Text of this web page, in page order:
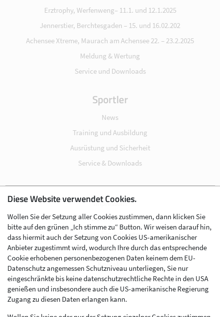
Erztrophy, Werfenweng– 11.1. und 12.1.2025
Jennerstier, Berchtesgaden – 15. und 16.02.202
Achensee Xtreme, Maurach am Achensee 22. – 23.2.2025
Meldung & Wertung
Service und Downloads
Sportler
News
Training und Ausbildung
Ausrüstung und Sicherheit
Service & Downloads
Impressum
Datenschutz
Cookie-Einstellungen
AGB
Kontakt
Werben im Skibergsteigen
Diese Website verwendet Cookies.
Wollen Sie der Setzung aller Cookies zustimmen, dann klicken Sie
bitte auf den grünen „Ich stimme zu“ Button. Wir weisen darauf hin,
dass hiermit auch der Setzung von Cookies US-amerikanischer
Anbieter zugestimmt wird, wodurch Ihre durch das entsprechende
Cookie erhobenen personenbezogenen Daten keinem dem EU-
Datenschutz angemessen Schutzniveau unterliegen, Sie nur
eingeschränkte bis keine datenschutzrechtliche Rechte in den USA
genießen und insbesondere auch die US-amerikanische Regierung
Zugang zu diesen Daten erlangen kann.